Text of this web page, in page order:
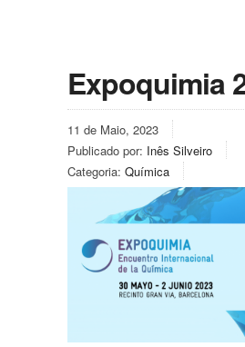
Expoquimia
11 de Maio, 2023
Publicado por: Inês Silveiro
Categoria: Química